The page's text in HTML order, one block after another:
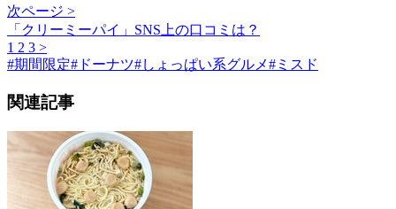
次ページ >
「クリーミーパイ」SNS上の口コミは？
1 2 3 >
#期間限定# ドーナツ#しょっぱい系グルメ# ミスド
関連記事